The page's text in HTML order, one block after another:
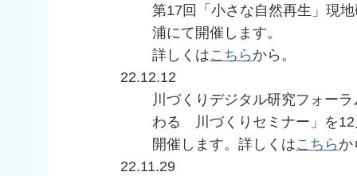
第17回「小さな自然再生」現
浦にて開催します。
詳しくはこちら から。
22.12.12
川づくりデジタル研究フォー
わる 川づくりセミナー」を12
開催します。詳しくはこちら か
22.11.29